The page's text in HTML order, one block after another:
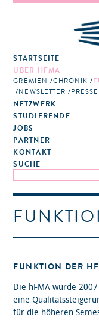
STARTSEITE
ÜBER HFMA
GREMIEN CHRONIK
NEWSLETTER
PRESSE
NETZWERK
STUDIERENDE
JOBS
PARTNER
KONTAKT
SUCHE
FUNKTION DER
Die hFMA wurde
eine
für die höheren